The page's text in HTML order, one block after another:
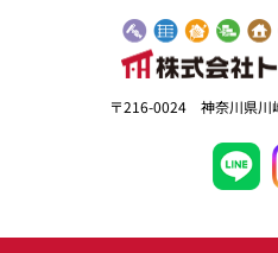
〒216-0024 神奈川県川